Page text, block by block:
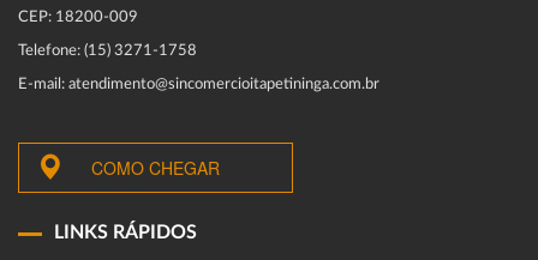
CEP: 18200-009
Telefone: (15) 3271-1758
E-mail: atendimento@sincomercioitapetininga.com.br
COMO CHEGAR
LINKS RÁPIDOS